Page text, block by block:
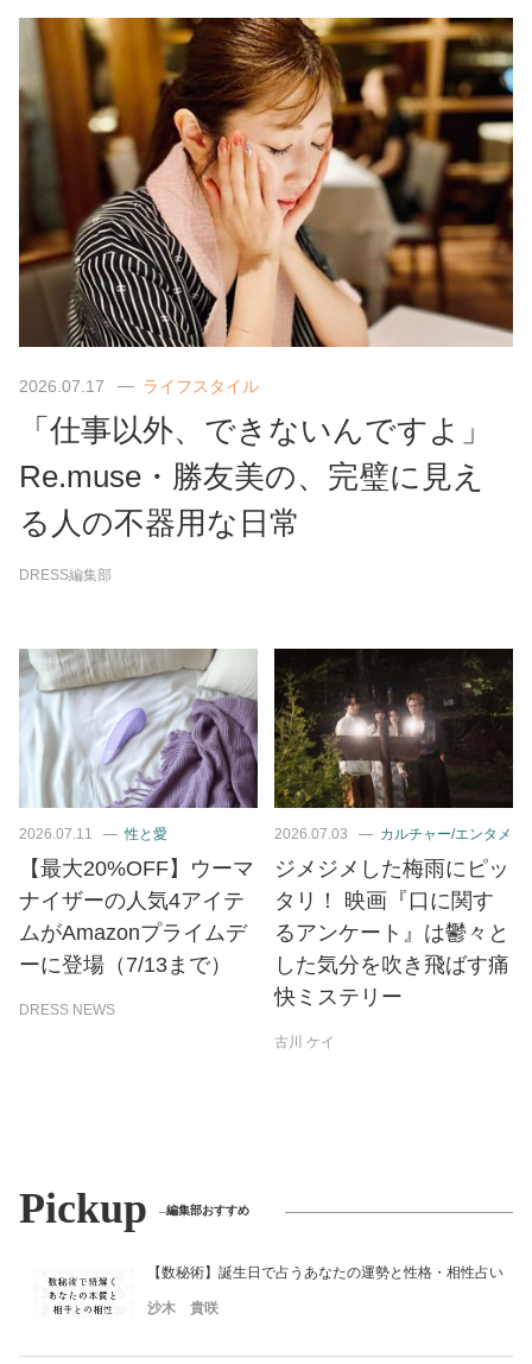
2026.07.17 ライフスタイル
「仕事以外、できないんですよ」
Re.muse・勝友美の、完璧に見え
る人の不器用な日常
DRESS編集部
2026.07.11 性と愛
【最大20%OFF】ウーマ
ナイザーの人気4アイテ
ムがAmazonプライムデ
ーに登場（7/13まで）
DRESS NEWS
2026.07.03 カルチャー/エンタメ
ジメジメした梅雨にピッ
タリ！ 映画『口に関す
るアンケート』は鬱々と
した気分を吹き飛ばす痛
快ミステリー
古川 ケイ
Pickup 編集部おすすめ
【数秘術】誕生日で占うあなたの運勢と性格・相性占い
沙木 貴咲